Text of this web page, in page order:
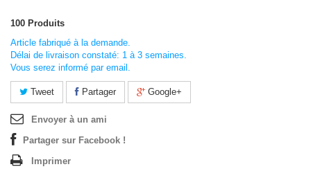
100 Produits
Article fabriqué à la demande.
Délai de livraison constaté: 1 à 3 semaines.
Vous serez informé par email.
Tweet Partager Google+
Envoyer à un ami
Partager sur Facebook !
Imprimer